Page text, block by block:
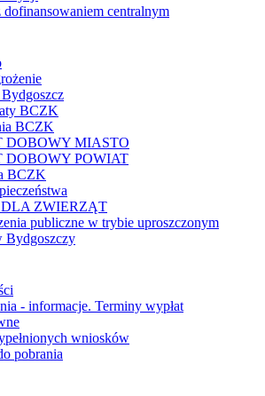
dofinansowaniem centralnym
BCZK
BCZK
DOBOWY MIASTO
DOBOWY POWIAT
BCZK
ZWIERZĄT
publiczne w trybie uproszczonym
Bydgoszczy
- informacje. Terminy wypłat
wniosków
pobrania